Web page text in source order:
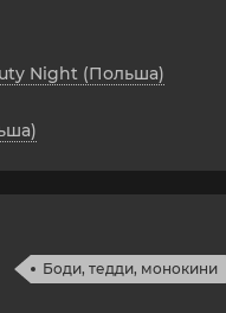
Night (Польша)
Боди, тедди, монокини